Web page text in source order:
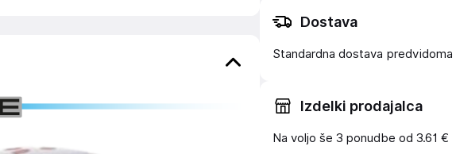
Dostava
Standardna dostava predvidoma
Izdelki prodajalca
Na voljo še 3 ponudbe od 3.61 €